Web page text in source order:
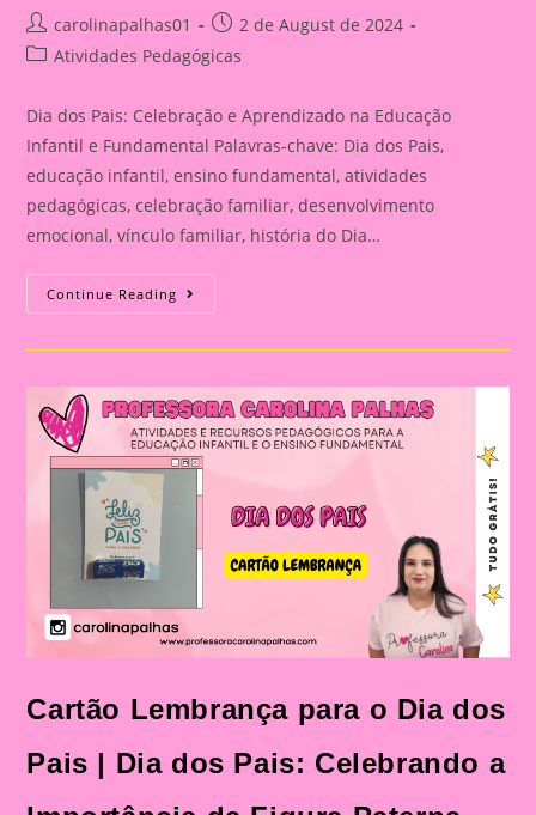
Post
author:
carolinapalhas01
Post
published:
2 de August de 2024
PostAtividades Pedagógicas
Dia dos Pais: Celebração e Aprendizado na Educação
Infantil e Fundamental Palavras-chave: Dia dos Pais,
educação infantil, ensino fundamental, atividades
pedagógicas, celebração familiar, desenvolvimento
emocional, vínculo familiar, história do Dia…
Continue Reading Atividade
Para
Dia
Dia
Dos
Pais:
Celebração
E
Na
Educação
Infantil
Fundamental
Cartão Lembrança para o Dia dos
Pais | Dia dos Pais: Celebrando a